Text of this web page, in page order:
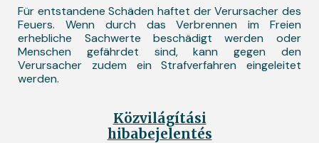
Für entstandene Schäden haftet der Verursacher des
Feuers. Wenn durch das Verbrennen im Freien
erhebliche Sachwerte beschädigt werden oder
Menschen gefährdet sind, kann gegen den
Verursacher zudem ein Strafverfahren eingeleitet
werden.
Közvilágítási
hibabejelentés